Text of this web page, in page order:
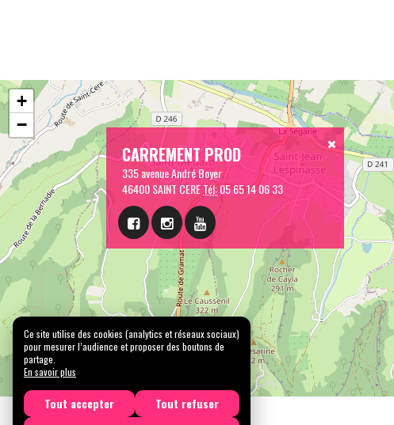
CARREMENT PROD
335 avenue André Boyer
46400 SAINT CERETél:05 65 14 06 33
+
−
Ce site utilise des cookies (analytics et réseaux sociaux)
pour mesurer l’audience et proposer des boutons de
partage.
En savoir plus
Tout accepter
Tout refuser